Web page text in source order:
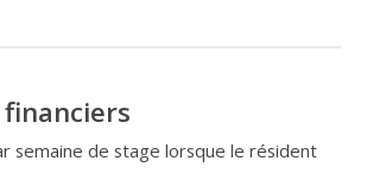
semaine de stage lorsque le résident